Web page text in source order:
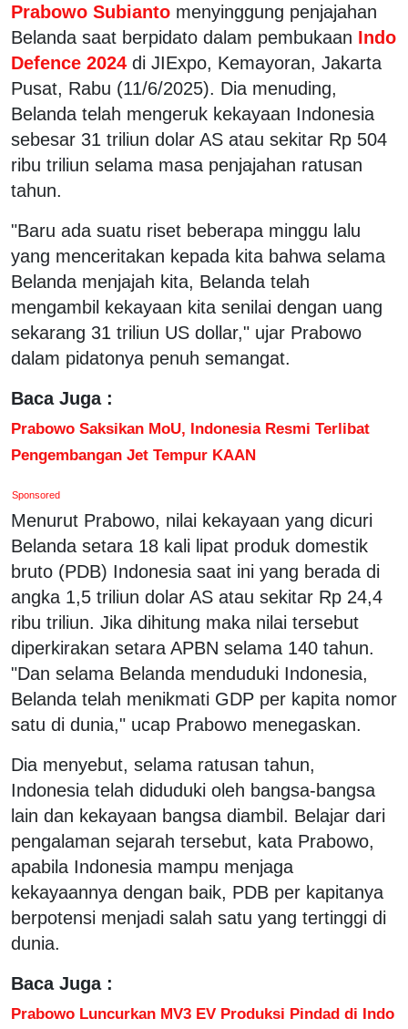
Prabowo Subianto menyinggung penjajahan
Belanda saat berpidato dalam pembukaan Indo
Defence 2024 di JIExpo, Kemayoran, Jakarta
Pusat, Rabu (11/6/2025). Dia menuding,
Belanda telah mengeruk kekayaan Indonesia
sebesar 31 triliun dolar AS atau sekitar Rp 504
ribu triliun selama masa penjajahan ratusan
tahun.
"Baru ada suatu riset beberapa minggu lalu
yang menceritakan kepada kita bahwa selama
Belanda menjajah kita, Belanda telah
mengambil kekayaan kita senilai dengan uang
sekarang 31 triliun US dollar," ujar Prabowo
dalam pidatonya penuh semangat.
Baca Juga :
Prabowo Saksikan MoU, Indonesia Resmi Terlibat
Pengembangan Jet Tempur KAAN
Sponsored
Menurut Prabowo, nilai kekayaan yang dicuri
Belanda setara 18 kali lipat produk domestik
bruto (PDB) Indonesia saat ini yang berada di
angka 1,5 triliun dolar AS atau sekitar Rp 24,4
ribu triliun. Jika dihitung maka nilai tersebut
diperkirakan setara APBN selama 140 tahun.
"Dan selama Belanda menduduki Indonesia,
Belanda telah menikmati GDP per kapita nomor
satu di dunia," ucap Prabowo menegaskan.
Dia menyebut, selama ratusan tahun,
Indonesia telah diduduki oleh bangsa-bangsa
lain dan kekayaan bangsa diambil. Belajar dari
pengalaman sejarah tersebut, kata Prabowo,
apabila Indonesia mampu menjaga
kekayaannya dengan baik, PDB per kapitanya
berpotensi menjadi salah satu yang tertinggi di
dunia.
Baca Juga :
Prabowo Luncurkan MV3 EV Produksi Pindad di Indo